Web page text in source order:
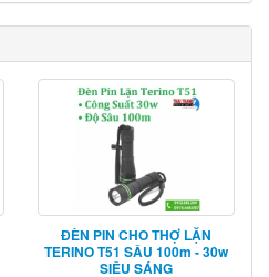
ĐÈN PIN CHO THỢ LẶN
TERINO T51 SÂU 100m - 30w
SIÊU SÁNG